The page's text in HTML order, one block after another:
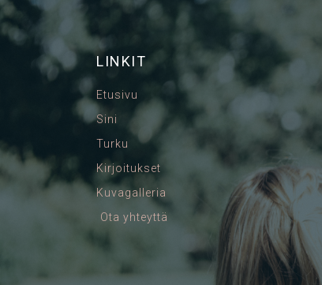
LINKIT
Etusivu
Sini
Turku
Kirjoitukset
Kuvagalleria
Ota yhteyttä